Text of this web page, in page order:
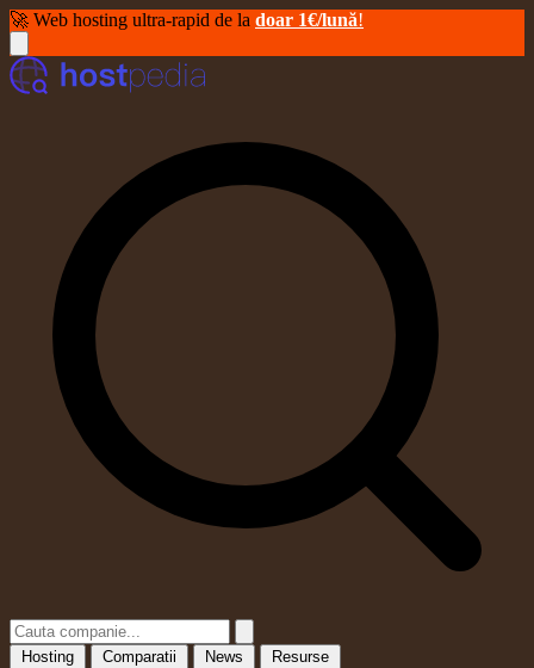
🚀 Web hosting ultra-rapid de la doar 1€/lună!
Hosting Comparatii News Resurse